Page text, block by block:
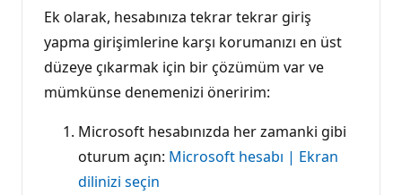
Ek olarak, hesabınıza tekrar tekrar giriş
yapma girişimlerine karşı korumanızı en üst
düzeye çıkarmak için bir çözümüm var ve
mümkünse denemenizi öneririm:
Microsoft hesabınızda her zamanki gibi
oturum açın: Microsoft hesabı | Ekran
dilinizi seçin